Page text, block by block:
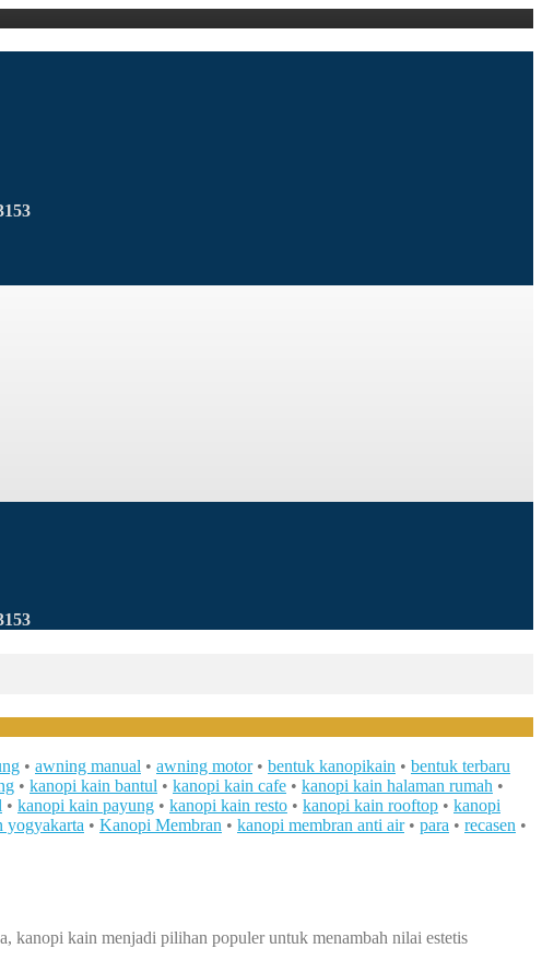
• awning manual • awning motor• bentuk kanopikain • bentuk terbaru
• kanopi kain bantul • kanopi kain cafe • kanopi kain halaman rumah •
• kanopi kain payung • kanopi kain resto • kanopi kain rooftop • kanopi
yogyakarta • Kanopi Membran • kanopi membran anti air• para • recasen •
kanopi kain menjadi pilihan populer untuk menambah nilai estetis